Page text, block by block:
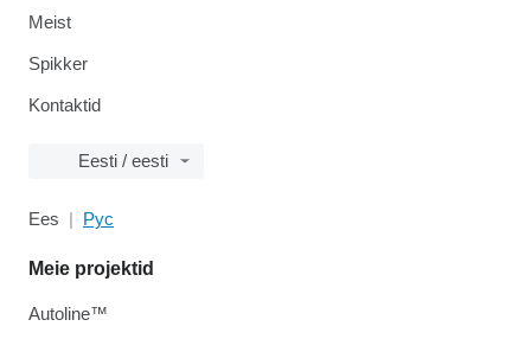
Meist
Spikker
Kontaktid
Eesti / eesti
Ees Рус
Meie projektid
Autoline™